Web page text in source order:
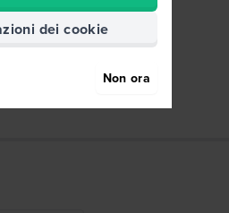
dei cookie
Non ora